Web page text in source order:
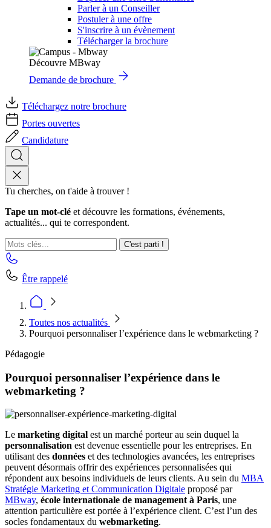
Parler à un Conseiller
Postuler à une offre
S'inscrire à un évènement
Télécharger la brochure
Découvre MBway
Demande de brochure
Téléchargez notre brochure
Portes ouvertes
Candidature
Tu cherches, on t'aide à trouver !
Tape un mot-clé et découvre les formations, événements,
actualités... qui te correspondent.
C'est parti !
Être rappelé
Toutes nos actualités
Pourquoi personnaliser l’expérience dans le webmarketing ?
Pédagogie
Pourquoi personnaliser l’expérience dans le
webmarketing ?
Le marketing digital est un marché porteur au sein duquel la
personnalisation est devenue essentielle pour les entreprises. En
utilisant des données et des technologies avancées, les entreprises
peuvent désormais offrir des expériences personnalisées qui
répondent aux besoins individuels de leurs clients. Au sein du MBA
Stratégie Marketing et Communication Digitale proposé par
MBway, école internationale de management à Paris, une
attention particulière est portée à l’expérience client. C’est l’un des
socles fondamentaux du webmarketing.